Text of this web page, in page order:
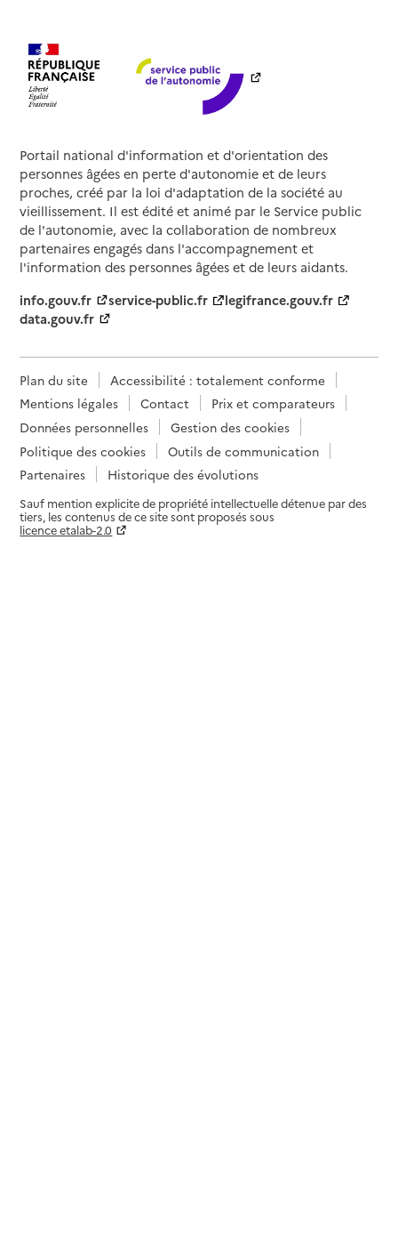
Portail national d'information et d'orientation des
personnes âgées en perte d'autonomie et de leurs
proches, créé par la loi d'adaptation de la société au
vieillissement. Il est édité et animé par le Service public
de l'autonomie, avec la collaboration de nombreux
partenaires engagés dans l'accompagnement et
l'information des personnes âgées et de leurs aidants.
info.gouv.fr
service-public.fr
legifrance.gouv.fr
data.gouv.fr
Plan du site
Accessibilité : totalement conforme
Mentions légales
Contact
Prix et comparateurs
Données personnelles
Gestion des cookies
Politique des cookies
Outils de communication
Partenaires
Historique des évolutions
Sauf mention explicite de propriété intellectuelle détenue par des
tiers, les contenus de ce site sont proposés sous
licence etalab-2.0